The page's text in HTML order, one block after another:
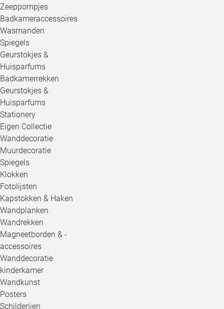
Zeeppompjes
Badkameraccessoires
Wasmanden
Spiegels
Geurstokjes &
Huisparfums
Badkamerrekken
Geurstokjes &
Huisparfums
Stationery
Eigen Collectie
Wanddecoratie
Muurdecoratie
Spiegels
Klokken
Fotolijsten
Kapstokken & Haken
Wandplanken
Wandrekken
Magneetborden & -
accessoires
Wanddecoratie
kinderkamer
Wandkunst
Posters
Schilderijen